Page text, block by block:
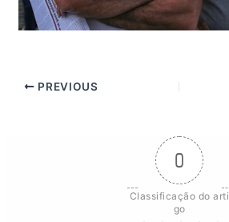
PREVIOUS
0
Classificação do arti
go